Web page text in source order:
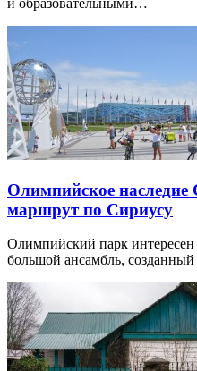
и образовательными…
Олимпийское
маршрут по Сириусу
Олимпийский парк интересен
большой ансамбль,